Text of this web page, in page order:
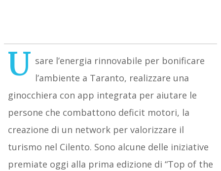
U sare l’energia rinnovabile per bonificare
l’ambiente a Taranto, realizzare una
ginocchiera con app integrata per aiutare le
persone che combattono deficit motori, la
creazione di un network per valorizzare il
turismo nel Cilento. Sono alcune delle iniziative
premiate oggi alla prima edizione di “Top of the